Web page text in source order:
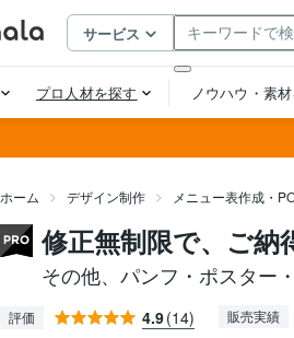
ホーム デザイン制作 メニュー表作成・
修正無制限で、ご
その他、パンフ・ポスター
評価 4.9(14) 販売実績